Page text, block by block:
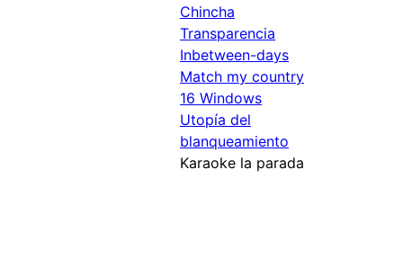
Chincha
Transparencia
Inbetween-days
Match my country
16 Windows
Utopía del
blanqueamiento
Karaoke la parada